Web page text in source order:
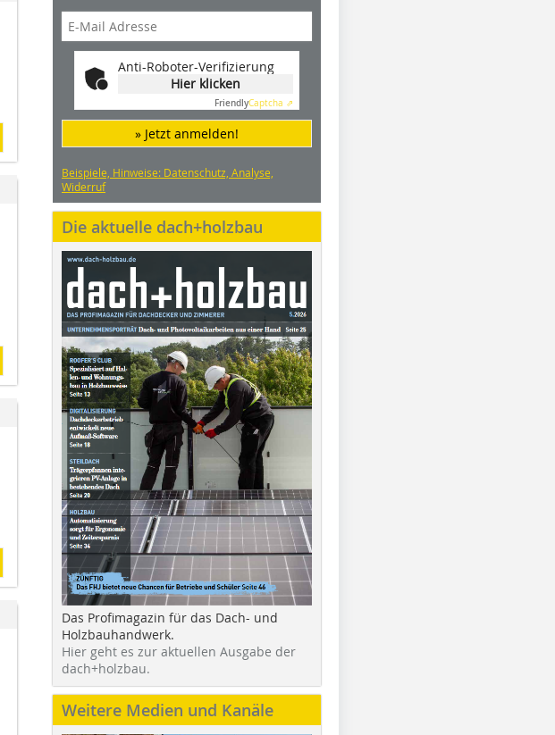
Anti-Roboter-Verifizierung
Hier klicken
FriendlyCaptcha ⇗
» Jetzt anmelden!
Beispiele, Hinweise: Datenschutz, Analyse,
Widerruf
Die aktuelle dach+holzbau
Das Profimagazin für das Dach- und
Holzbauhandwerk.
Hier geht es zur aktuellen Ausgabe der
dach+holzbau.
Weitere Medien und Kanäle